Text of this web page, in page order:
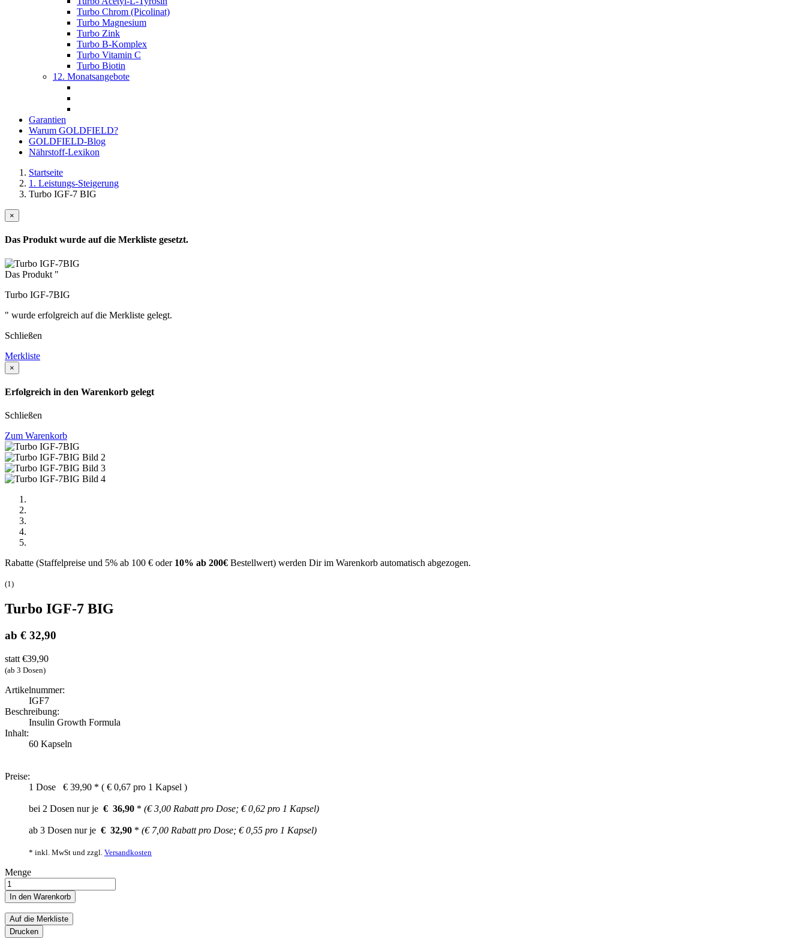
Turbo Chrom (Picolinat)
Turbo Magnesium
Turbo Zink
Turbo B-Komplex
Turbo Vitamin C
Turbo Biotin
12. Monatsangebote
Garantien
Warum GOLDFIELD?
GOLDFIELD-Blog
Nährstoff-Lexikon
Startseite
1. Leistungs-Steigerung
Turbo IGF-7 BIG
×
Das Produkt wurde auf die Merkliste gesetzt.
Das Produkt "
Turbo IGF-7BIG
" wurde erfolgreich auf die Merkliste gelegt.
Schließen
Merkliste
×
Erfolgreich in den Warenkorb gelegt
Schließen
Zum Warenkorb
Rabatte (Staffelpreise und 5% ab 100 € oder 10% ab 200€ Bestellwert) werden Dir im Warenkorb automatisch abgezogen.
(1)
Turbo IGF-7 BIG
ab € 32,90
statt €39,90
(ab 3 Dosen)
Artikelnummer:
IGF7
Beschreibung:
Insulin Growth Formula
Inhalt:
60 Kapseln
Preise:
1 Dose € 39,90 * ( € 0,67 pro 1 Kapsel )
bei 2 Dosen nur je € 36,90 * (€ 3,00 Rabatt pro Dose; € 0,62 pro 1 Kapsel)
ab 3 Dosen nur je € 32,90 * (€ 7,00 Rabatt pro Dose; € 0,55 pro 1 Kapsel)
* inkl. MwSt und zzgl. Versandkosten
Menge
In den Warenkorb
Auf die Merkliste
Drucken